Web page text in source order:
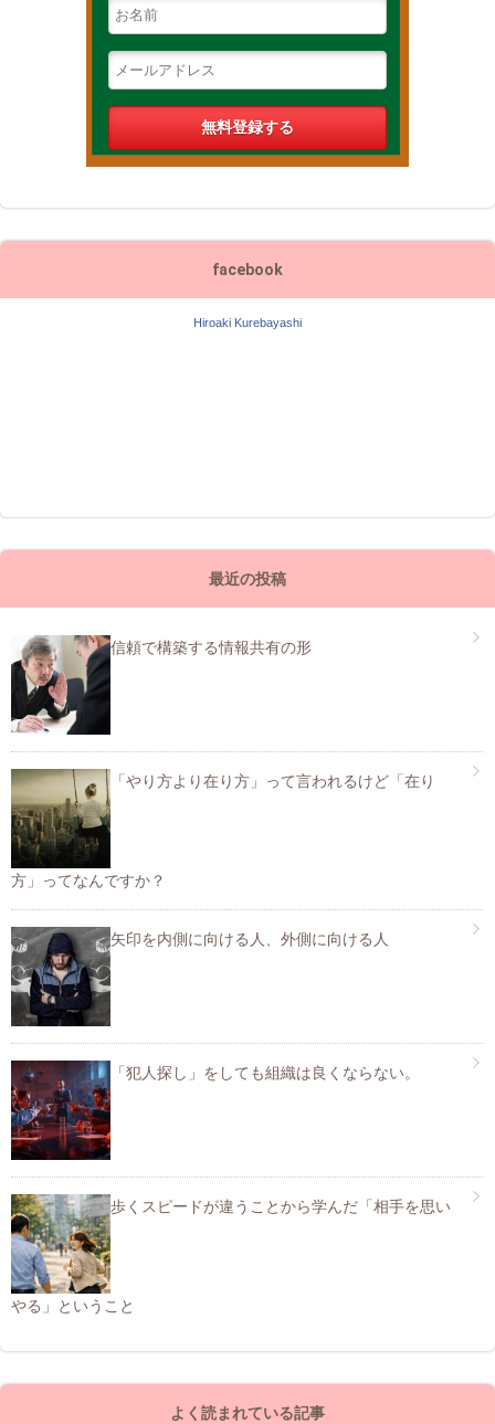
facebook
Hiroaki Kurebayashi
最近の投稿
信頼で構築する情報共有の形
「やり方より在り方」って言われるけど「在り
方」ってなんですか？
矢印を内側に向ける人、外側に向ける人
「犯人探し」をしても組織は良くならない。
歩くスピードが違うことから学んだ「相手を思い
やる」ということ
よく読まれている記事